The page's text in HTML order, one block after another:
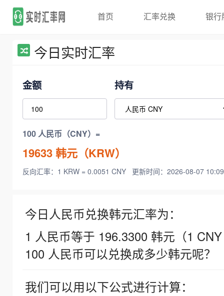
首页 汇率兑换 银行
今日实时汇率
金额 持有
100 人民币（CNY）=
19633韩元（KRW）
反向汇率：1 KRW = 0.0051 CNY 更新时间：2026-08-07
今日人民币兑换韩元汇率为：
1 人民币等于 196.3300 韩元（1
100 人民币可以兑换成多少韩元呢？
我们可以用以下公式进行计算：